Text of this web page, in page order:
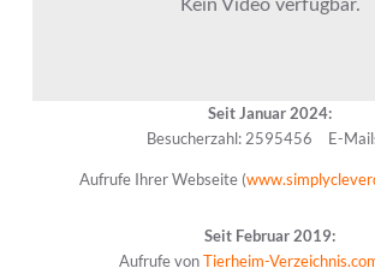
Seit Januar 2024:
Besucherzahl: 2595456
E-
Aufrufe Ihrer Webseite (
Seit Februar 2019:
Aufrufe vonTierheim-